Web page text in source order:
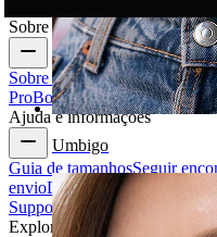
Umbigo
Sobre a Bodymod
Sobre nósBlogueTermos e
ProBodymod Creators
Ajuda e informações
Guia de tamanhosSeguir
envioDevolução e
Support
Explore